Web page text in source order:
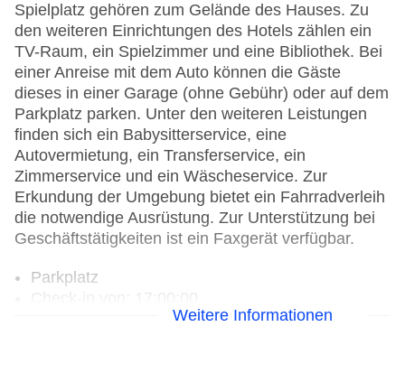
Spielplatz gehören zum Gelände des Hauses. Zu
den weiteren Einrichtungen des Hotels zählen ein
TV-Raum, ein Spielzimmer und eine Bibliothek. Bei
einer Anreise mit dem Auto können die Gäste
dieses in einer Garage (ohne Gebühr) oder auf dem
Parkplatz parken. Unter den weiteren Leistungen
finden sich ein Babysitterservice, eine
Autovermietung, ein Transferservice, ein
Zimmerservice und ein Wäscheservice. Zur
Erkundung der Umgebung bietet ein Fahrradverleih
die notwendige Ausrüstung. Zur Unterstützung bei
Geschäftstätigkeiten ist ein Faxgerät verfügbar.
Parkplatz
Check-out bis: 12:00:00Weitere Informationen